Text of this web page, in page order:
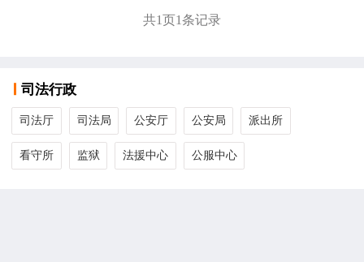
共1页1条记录
司法行政
司法厅 司法局 公安厅 公安局 派出所
看守所 监狱 法援中心 公服中心